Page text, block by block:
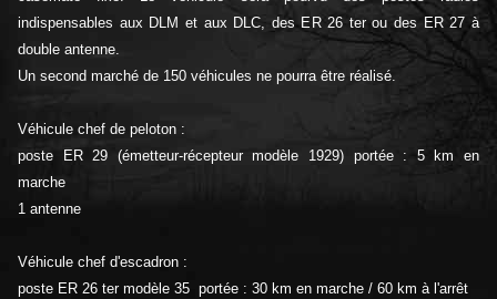
indispensables aux DLM et aux DLC, des ER 26 ter ou des ER 27 à
double antenne.
Un second marché de 150 véhicules ne pourra être réalisé.
Véhicule chef de peloton :
poste ER 29 (émetteur-récepteur modèle 1929) portée : 5 km en
marche
1 antenne
Véhicule chef d'escadron :
poste ER 26 ter modèle 35 portée : 30 km en marche / 60 km à l'arrêt